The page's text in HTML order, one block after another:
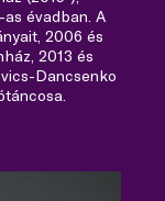
évadban. A
2006 és
2013 és
Dancsenko